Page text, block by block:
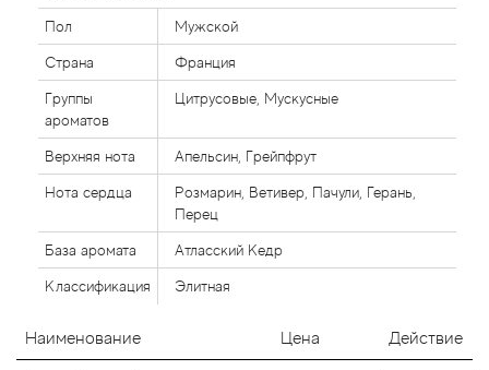
Пол Мужской
Страна Франция
Группы
ароматов
Цитрусовые, Мускусные
Верхняя нота Апельсин, Грейпфрут
Нота сердца
Розмарин, Ветивер, Пачули, Герань,
Перец
База аромата Атласский Кедр
Классификация Элитная
Наименование Цена Действие